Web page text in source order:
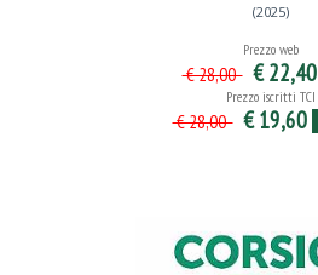
(2025)
Prezzo web
€ 28,00 € 22,40
Prezzo iscritti TCI
€ 28,00 € 19,60